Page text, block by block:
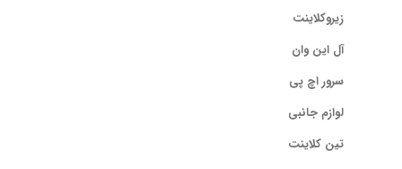
زیروکلاینت
آل این وان
سرور اچ پی
لوازم جانبی
تین کلاینت